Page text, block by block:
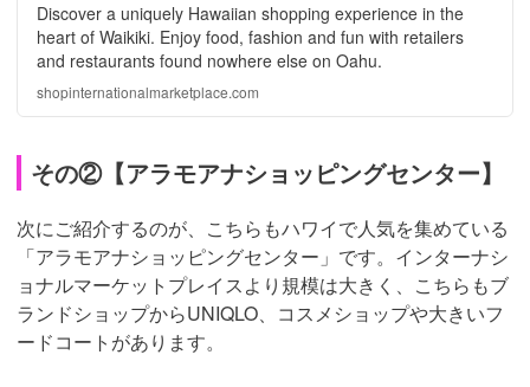
Discover a uniquely Hawaiian shopping experience in the
heart of Waikiki. Enjoy food, fashion and fun with retailers
and restaurants found nowhere else on Oahu.
shopinternationalmarketplace.com
その②【アラモアナショッピングセンター】
次にご紹介するのが、こちらもハワイで人気を集めている
「アラモアナショッピングセンター」です。インターナシ
ョナルマーケットプレイスより規模は大きく、こちらもブ
ランドショップからUNIQLO、コスメショップや大きいフ
ードコートがあります。